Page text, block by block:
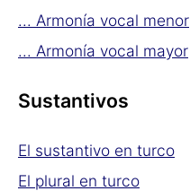
... Armonía vocal menor
... Armonía vocal mayor
Sustantivos
El sustantivo en turco
El plural en turco